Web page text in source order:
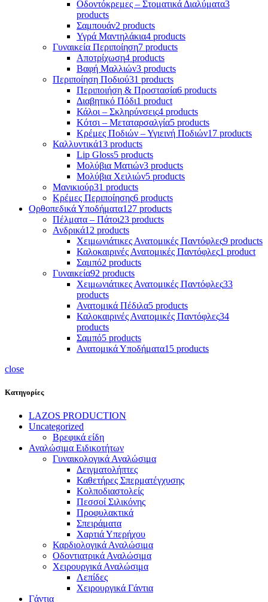
Οδοντόκρεμες – Στοματικά Διαλύματα3
products
Σαμπουάν2 products
Υγρά Μαντηλάκια4 products
Γυναικεία Περιποίηση7 products
Αποτρίχωση4 products
Βαφή Μαλλιών3 products
Περιποίηση Ποδιού31 products
Περιποιήση & Προστασία6 products
Διαβητικό Πόδι1 product
Κάλοι – Σκληρύνσεις4 products
Κότσι – Μεταταρσαλγία5 products
Κρέμες Ποδιών – Υγιεινή Ποδιών17 products
Καλλυντικά13 products
Lip Gloss5 products
Μολύβια Ματιών3 products
Μολύβια Χειλιών5 products
Μανικιούρ31 products
Κρέμες Περιποίησης6 products
Ορθοπεδικά Υποδήματα127 products
Πέλματα – Πάτοι23 products
Ανδρικά12 products
Χειμωνιάτικες Ανατομικές Παντόφλες9 products
Καλοκαιρινές Ανατομικές Παντόφλες1 product
Σαμπό2 products
Γυναικεία92 products
Χειμωνιάτικες Ανατομικές Παντόφλες33
products
Ανατομικά Πέδιλα5 products
Καλοκαιρινές Ανατομικές Παντόφλες34
products
Σαμπό5 products
Ανατομικά Υποδήματα15 products
close
Κατηγορίες
LAZOS PRODUCTION
Uncategorized
Βρεφικά είδη
Αναλώσιμα Ειδικοτήτων
Γυναικολογικά Αναλώσιμα
Δειγματολήπτες
Καθετήρες Σπερματέγχυσης
Κολποδιαστολείς
Πεσσοί Σιλικόνης
Προφυλακτικά
Σπειράματα
Χαρτιά Υπερήχου
Καρδιολογικά Αναλώσιμα
Οδοντιατρικά Αναλώσιμα
Χειρουργικά Αναλώσιμα
Λεπίδες
Χειρουργικά Γάντια
Γάντια